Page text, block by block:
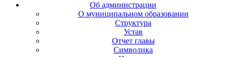
Об администрации
О муниципальном образовании
Структура
Устав
Отчет главы
Символика